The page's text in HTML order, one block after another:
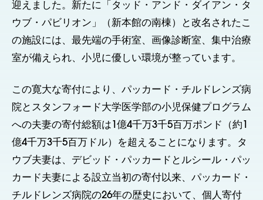
迎えました。新たに「タッド・アンド・ダイアン・タ
ウブ・パビリオン」（新本館の南棟）と改名されたこ
の施設には、最先端の手術室、画像診断室、集中治療
室が備えられ、小児に優しい環境が整っています。
この寛大な寄付により、パッカード・チルドレンズ病
院とスタンフォード大学医学部の小児保健プログラム
への夫妻の寄付総額は1億4千万3千5百万ポンド（約1
億4千万3千5百万ドル）を超えることになります。タ
ウブ夫妻は、デビッド・パッカードとルシール・パッ
カード夫妻による設立当初の寄付以来、パッカード・
チルドレンズ病院の26年の歴史において、個人寄付